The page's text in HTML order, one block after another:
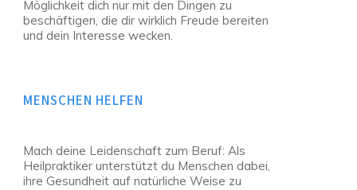
Möglichkeit dich nur mit den Dingen zu
beschäftigen, die dir wirklich Freude bereiten
und dein Interesse wecken.
MENSCHEN HELFEN
Mach deine Leidenschaft zum Beruf: Als
Heilpraktiker unterstützt du Menschen dabei,
ihre Gesundheit auf natürliche Weise zu